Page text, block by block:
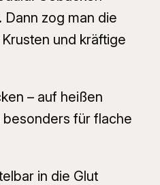
zog man die
und kräftige
– auf heißen
für flache
in die Glut